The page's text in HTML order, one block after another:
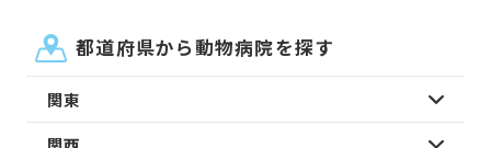
都道府県から動物病院を探す
関東